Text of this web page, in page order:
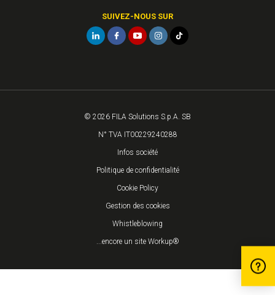
SUIVEZ-NOUS SUR
© 2026 FILA Solutions S.p.A. SB
N° TVA IT00229240288
Infos société
Politique de confidentialité
Cookie Policy
Gestion des cookies
Whistleblowing
...encore un site Workup®